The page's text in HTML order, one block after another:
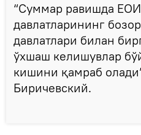
“Суммар равишда
давлатларининг
давлатлари билан
ўхшаш келишувлар
кишини қамраб
Биричевский.